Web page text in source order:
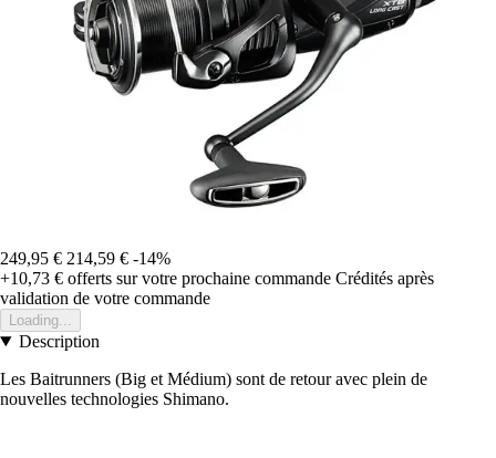
249,95 € 214,59 € -14%
+10,73 € offerts sur votre prochaine commande Crédités après
validation de votre commande
Loading...
Description
Les Baitrunners (Big et Médium) sont de retour avec plein de
nouvelles technologies Shimano.